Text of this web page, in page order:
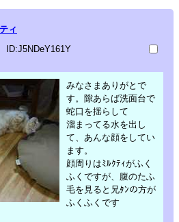
ィ
ID:J5NDeY161Y
みなさまありがとで
す。隙あらば洗面台で
蛇口を揺らして
溜まってる水を出し
て、あんな顔をしてい
ます。
顔周りはﾐﾙｸﾃｨがふく
ふくですが、腹のたふ
毛を見ると兄ﾀﾝの方が
ふくふくです